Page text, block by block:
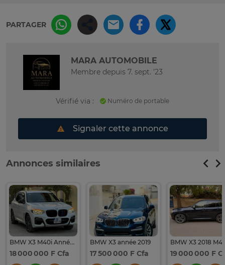
PARTAGER
MARA AUTOMOBILE
Membre depuis 7. sept. '23
Vérifié via : Numéro de portable
Signaler cette annonce
Annonces similaires
BMW X3 M40i Année : 2020
18 000 000 F Cfa
BMW X3 année 2019
17 500 000 F Cfa
BMW X3 2018
19 000 000 F